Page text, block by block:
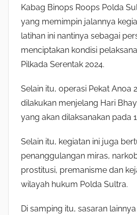
Kabag Binops Roops Polda
yang memimpin jalannya
latihan ini nantinya sebagai
menciptakan kondisi
Pilkada Serentak 2024.
Selain itu, operasi Pekat Anoa
dilakukan menjelang Hari
yang akan dilaksanakan pada
Selain itu, kegiatan ini juga
penanggulangan miras,
prostitusi, premanisme dan
wilayah hukum Polda Sultra.
Di samping itu, sasaran